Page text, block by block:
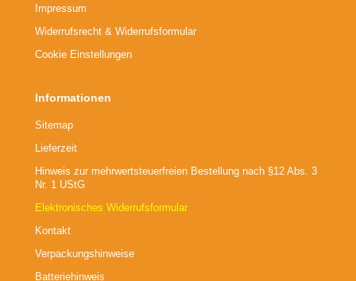
Impressum
Widerrufsrecht & Widerrufsformular
Cookie Einstellungen
Informationen
Sitemap
Lieferzeit
Hinweis zur mehrwertsteuerfreien Bestellung nach §12 Abs. 3
Nr. 1 UStG
Elektronisches Widerrufsformular
Kontakt
Verpackungshinweise
Batteriehinweis